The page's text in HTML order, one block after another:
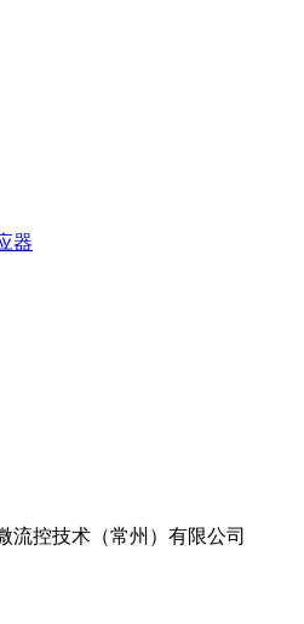
器
流控技术（常州）有限公司